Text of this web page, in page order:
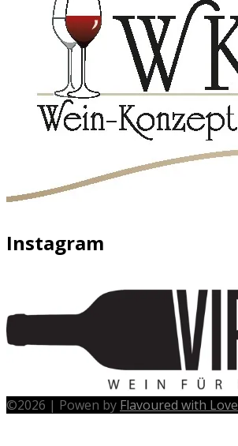
Instagram
©2026 | Powen by Flavoured with Love